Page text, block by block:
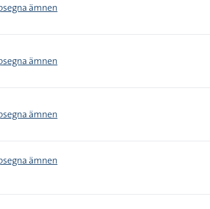
ämnen
ämnen
ämnen
ämnen